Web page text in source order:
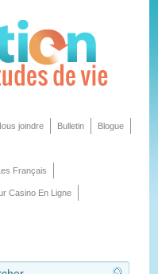
joindre Bulletin Blogue
Français
Casino En Ligne